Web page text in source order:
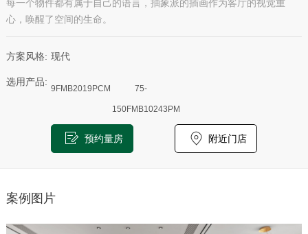
每一个物件都有属于自己的语言，抽象派的插画作为客厅的视觉重
心，唤醒了空间的生命。
方案风格: 现代
选用产品:
9FMB2019PCM 75-
150FMB10243PM
预约量房 附近门店
案例图片